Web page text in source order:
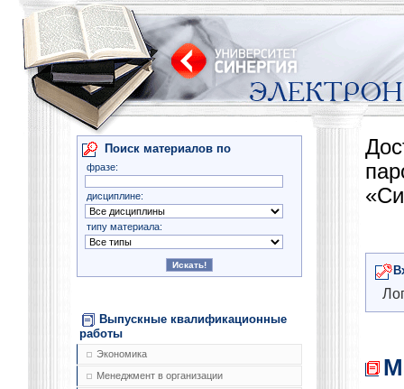
Поиск материалов по
фразе:
дисциплине:
типу материала:
Выпускные квалификационные
работы
Экономика
Менеджмент в организации